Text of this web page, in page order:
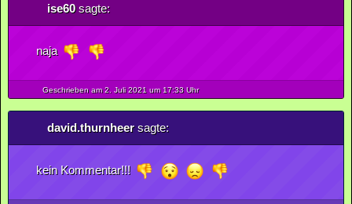
ise60sagte:
naja
Geschrieben am 2. Juli2021 um 17:33 Uhr
david.thurnheersagte:
kein Kommentar!!!